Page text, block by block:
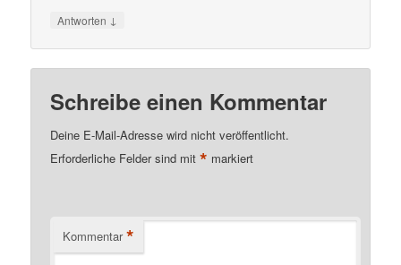
Antworten ↓
Schreibe einen Kommentar
Deine E-Mail-Adresse wird nicht veröffentlicht.
Erforderliche Felder sind mit* markiert
Kommentar *